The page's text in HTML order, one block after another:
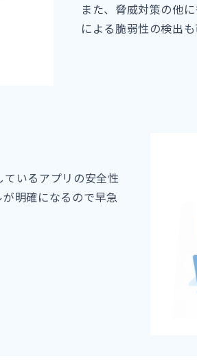
また、脅威対策の他
による脆弱性の検出も
いるアプリの安全性
明確になるので早急